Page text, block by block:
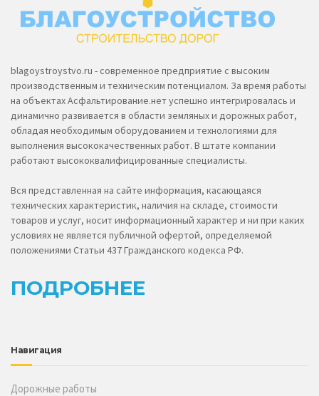
blagoystroystvo.ru - современное предприятие с высоким
производственным и техническим потенциалом. За время работы
на объектах Асфальтирование.нет успешно интегрировалась и
динамично развивается в области земляных и дорожных работ,
обладая необходимым оборудованием и технологиями для
выполнения высококачественных работ. В штате компании
работают высококвалифицированные специалисты.
Вся представленная на сайте информация, касающаяся
технических характеристик, наличия на складе, стоимости
товаров и услуг, носит информационный характер и ни при каких
условиях не является публичной офертой, определяемой
положениями Статьи 437 Гражданского кодекса РФ.
ПОДРОБНЕЕ
Навигация
Дорожные работы